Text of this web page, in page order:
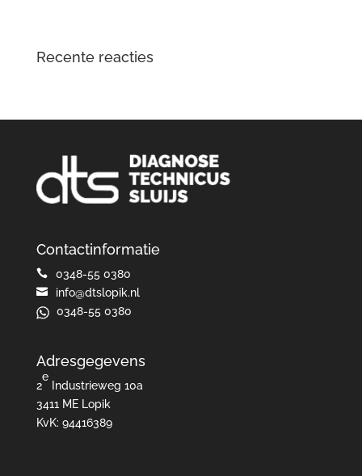
Recente reacties
Contactinformatie
 0348-55 0380

info@dtslopik.nl
0348-55 0380
Adresgegevens
2
e
Industrieweg 10a
3411 ME Lopik
KvK: 94416389